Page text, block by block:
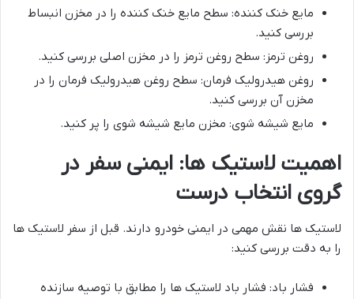
مایع خنک کننده: سطح مایع خنک کننده را در مخزن انبساط
بررسی کنید.
روغن ترمز: سطح روغن ترمز را در مخزن اصلی بررسی کنید.
روغن هیدرولیک فرمان: سطح روغن هیدرولیک فرمان را در
مخزن آن بررسی کنید.
مایع شیشه شوی: مخزن مایع شیشه شوی را پر کنید.
اهمیت لاستیک ها: ایمنی سفر در
گروی انتخاب درست
لاستیک ها نقش مهمی در ایمنی خودرو دارند. قبل از سفر لاستیک ها
را به دقت بررسی کنید:
فشار باد: فشار باد لاستیک ها را مطابق با توصیه سازنده